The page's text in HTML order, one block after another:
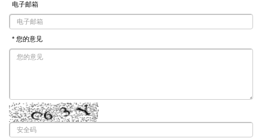
电子邮箱
* 您的意见